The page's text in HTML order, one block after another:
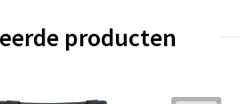
producten